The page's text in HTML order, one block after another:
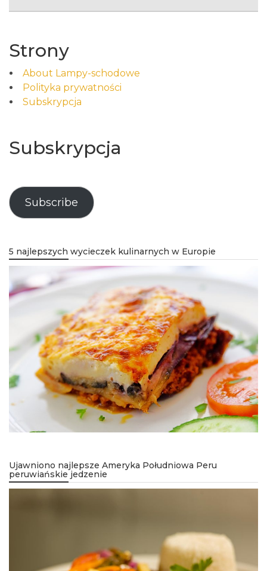
Strony
About Lampy-schodowe
Polityka prywatności
Subskrypcja
Subskrypcja
Subscribe
5 najlepszych wycieczek kulinarnych w Europie
Ujawniono najlepsze Ameryka Południowa Peru
peruwiańskie jedzenie